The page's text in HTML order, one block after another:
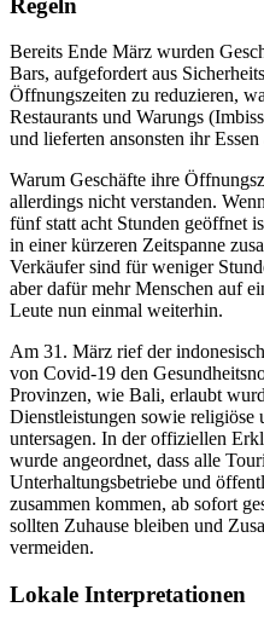
Bereits Ende März wurden
Bars, aufgefordert aus
Öffnungszeiten zu reduzieren,
Restaurants und Warungs
und lieferten ansonsten ihr Essen
Warum Geschäfte ihre
allerdings nicht verstanden.
fünf statt acht Stunden geöffnet
in einer kürzeren Zeitspanne
Verkäufer sind für weniger
aber dafür mehr Menschen auf
Leute nun einmal weiterhin.
Am 31. März rief der
von Covid-19 den
Provinzen, wie Bali, erlaubt
Dienstleistungen sowie religiöse
untersagen. In der offiziellen
wurde angeordnet, dass alle
Unterhaltungsbetriebe und
zusammen kommen, ab sofort
sollten Zuhause bleiben und
vermeiden.
Lokale Interpretationen